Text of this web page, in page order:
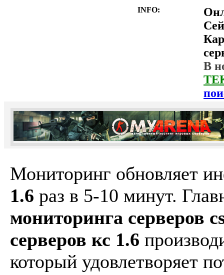
INFO:
В
Мониторинг обновляет
1.6 раз в 5-10 минут.
мониторинга серверов
серверов кс 1.6
который удовлетворяет